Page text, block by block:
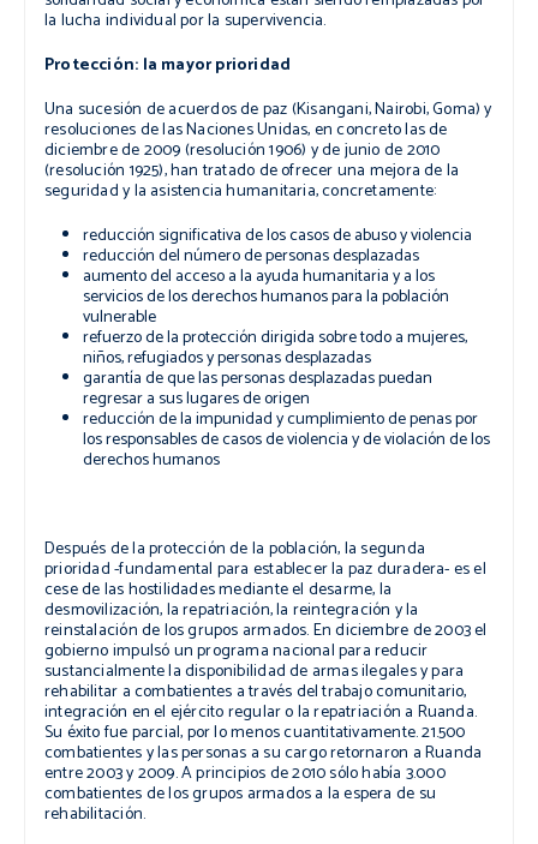
la lucha individual por la supervivencia.
Protección: la mayor prioridad
Una sucesión de acuerdos de paz (Kisangani, Nairobi, Goma) y
resoluciones de las Naciones Unidas, en concreto las de
diciembre de 2009 (resolución 1906) y de junio de 2010
(resolución 1925), han tratado de ofrecer una mejora de la
seguridad y la asistencia humanitaria, concretamente:
reducción significativa de los casos de abuso y violencia
reducción del número de personas desplazadas
aumento del acceso a la ayuda humanitaria y a los
servicios de los derechos humanos para la población
vulnerable
refuerzo de la protección dirigida sobre todo a mujeres,
niños, refugiados y personas desplazadas
garantía de que las personas desplazadas puedan
regresar a sus lugares de origen
reducción de la impunidad y cumplimiento de penas por
los responsables de casos de violencia y de violación de los
derechos humanos
Después de la protección de la población, la segunda
prioridad -fundamental para establecer la paz duradera- es el
cese de las hostilidades mediante el desarme, la
desmovilización, la repatriación, la reintegración y la
reinstalación de los grupos armados. En diciembre de 2003 el
gobierno impulsó un programa nacional para reducir
sustancialmente la disponibilidad de armas ilegales y para
rehabilitar a combatientes a través del trabajo comunitario,
integración en el ejército regular o la repatriación a Ruanda.
Su éxito fue parcial, por lo menos cuantitativamente. 21.500
combatientes y las personas a su cargo retornaron a Ruanda
entre 2003 y 2009. A principios de 2010 sólo había 3.000
combatientes de los grupos armados a la espera de su
rehabilitación.